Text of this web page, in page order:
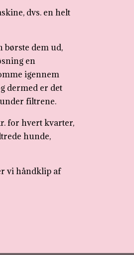
dvs. en helt
børste dem ud,
en
igennem
dermed er det
filtrene.
for hvert kvarter,
hunde,
vi håndklip af